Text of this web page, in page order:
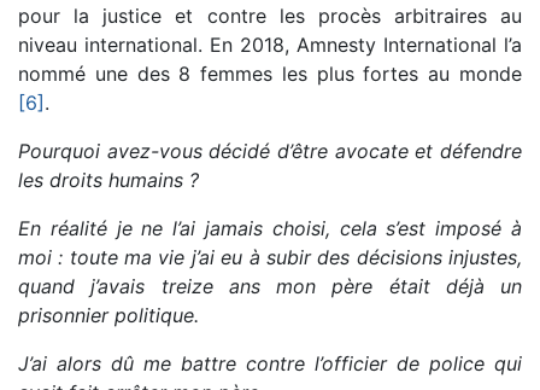
pour la justice et contre les procès arbitraires au
niveau international. En 2018, Amnesty International l’a
nommé une des 8 femmes les plus fortes au monde
[6].
Pourquoi avez-vous décidé d’être avocate et défendre
les droits humains ?
En réalité je ne l’ai jamais choisi, cela s’est imposé à
moi : toute ma vie j’ai eu à subir des décisions injustes,
quand j’avais treize ans mon père était déjà un
prisonnier politique.
J’ai alors dû me battre contre l’officier de police qui